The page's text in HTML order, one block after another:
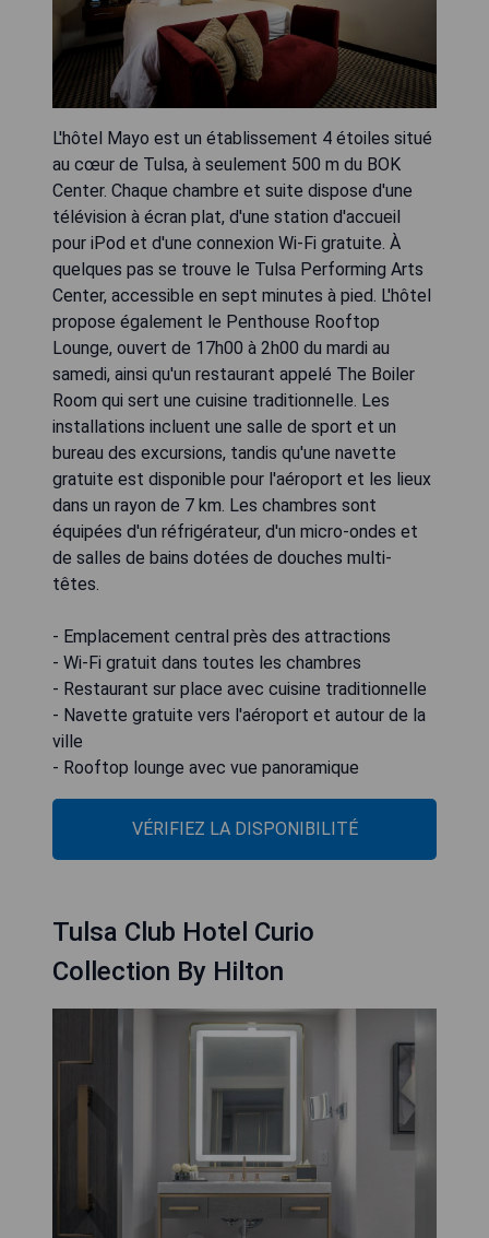
L'hôtel Mayo est un établissement 4 étoiles situé
au cœur de Tulsa, à seulement 500 m du BOK
Center. Chaque chambre et suite dispose d'une
télévision à écran plat, d'une station d'accueil
pour iPod et d'une connexion Wi-Fi gratuite. À
quelques pas se trouve le Tulsa Performing Arts
Center, accessible en sept minutes à pied. L'hôtel
propose également le Penthouse Rooftop
Lounge, ouvert de 17h00 à 2h00 du mardi au
samedi, ainsi qu'un restaurant appelé The Boiler
Room qui sert une cuisine traditionnelle. Les
installations incluent une salle de sport et un
bureau des excursions, tandis qu'une navette
gratuite est disponible pour l'aéroport et les lieux
dans un rayon de 7 km. Les chambres sont
équipées d'un réfrigérateur, d'un micro-ondes et
de salles de bains dotées de douches multi-
têtes.
- Emplacement central près des attractions
- Wi-Fi gratuit dans toutes les chambres
- Restaurant sur place avec cuisine traditionnelle
- Navette gratuite vers l'aéroport et autour de la
ville
- Rooftop lounge avec vue panoramique
VÉRIFIEZ LA DISPONIBILITÉ
Tulsa Club Hotel Curio
Collection By Hilton